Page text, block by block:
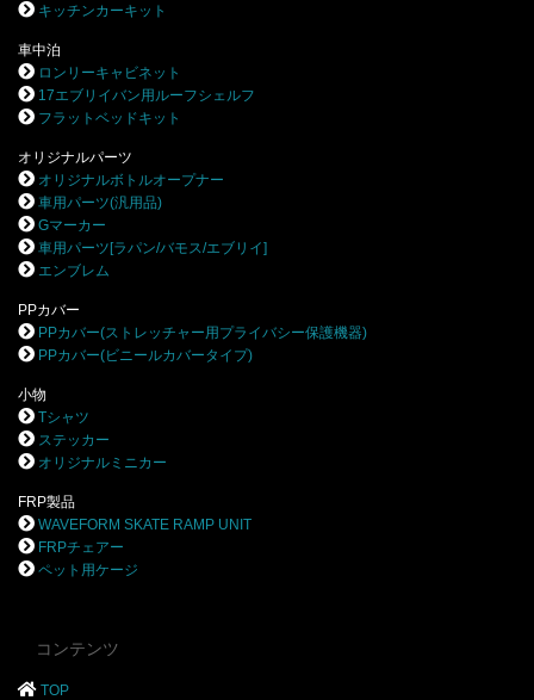
キッチンカーキット
車中泊
ロンリーキャビネット
17エブリイバン用ルーフシェルフ
フラットベッドキット
オリジナルパーツ
オリジナルボトルオープナー
車用パーツ(汎用品)
Gマーカー
車用パーツ[ラパン/バモス/エブリイ]
エンブレム
PPカバー
PPカバー(ストレッチャー用プライバシー保護機器)
PPカバー(ビニールカバータイプ)
小物
Tシャツ
ステッカー
オリジナルミニカー
FRP製品
WAVEFORM SKATE RAMP UNIT
FRPチェアー
ペット用ケージ
コンテンツ
TOP